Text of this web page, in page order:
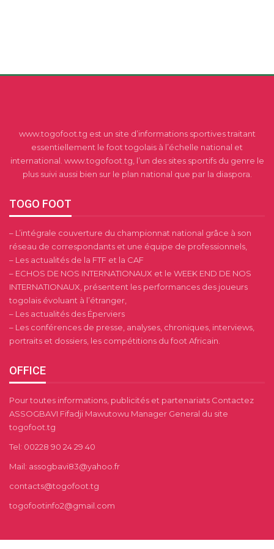
www.togofoot.tg est un site d’informations sportives traitant
essentiellement le foot togolais à l’échelle national et
international. www.togofoot.tg, l’un des sites sportifs du genre le
plus suivi aussi bien sur le plan national que par la diaspora.
TOGO FOOT
– L’intégrale couverture du championnat national grâce à son
réseau de correspondants et une équipe de professionnels,
– Les actualités de la FTF et la CAF
– ECHOS DE NOS INTERNATIONAUX et le WEEK END DE NOS
INTERNATIONAUX, présentent les performances des joueurs
togolais évoluant à l’étranger,
– Les actualités des Éperviers
– Les conférences de presse, analyses, chroniques, interviews,
portraits et dossiers, les compétitions du foot Africain.
OFFICE
Pour toutes informations, publicités et partenariats Contactez
ASSOGBAVI Fifadji Mawutowu Manager General du site
togofoot.tg
Tel: 00228 90 24 29 40
Mail: assogbavi83@yahoo.fr
contacts@togofoot.tg
togofootinfo2@gmail.com